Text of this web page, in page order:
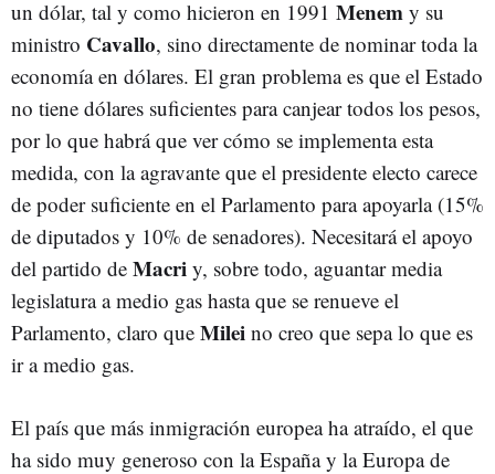
un dólar, tal y como hicieron en 1991 Menem y su
ministro Cavallo, sino directamente de nominar toda la
economía en dólares. El gran problema es que el Estado
no tiene dólares suficientes para canjear todos los pesos,
por lo que habrá que ver cómo se implementa esta
medida, con la agravante que el presidente electo carece
de poder suficiente en el Parlamento para apoyarla (15%
de diputados y 10% de senadores). Necesitará el apoyo
del partido de Macri y, sobre todo, aguantar media
legislatura a medio gas hasta que se renueve el
Parlamento, claro que Milei no creo que sepa lo que es
ir a medio gas.
El país que más inmigración europea ha atraído, el que
ha sido muy generoso con la España y la Europa de